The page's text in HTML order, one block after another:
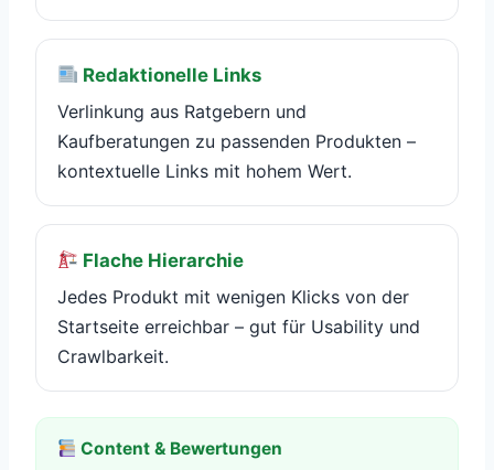
Redaktionelle Links
Verlinkung aus Ratgebern und
Kaufberatungen zu passenden Produkten –
kontextuelle Links mit hohem Wert.
Flache Hierarchie
Jedes Produkt mit wenigen Klicks von der
Startseite erreichbar – gut für Usability und
Crawlbarkeit.
Content & Bewertungen